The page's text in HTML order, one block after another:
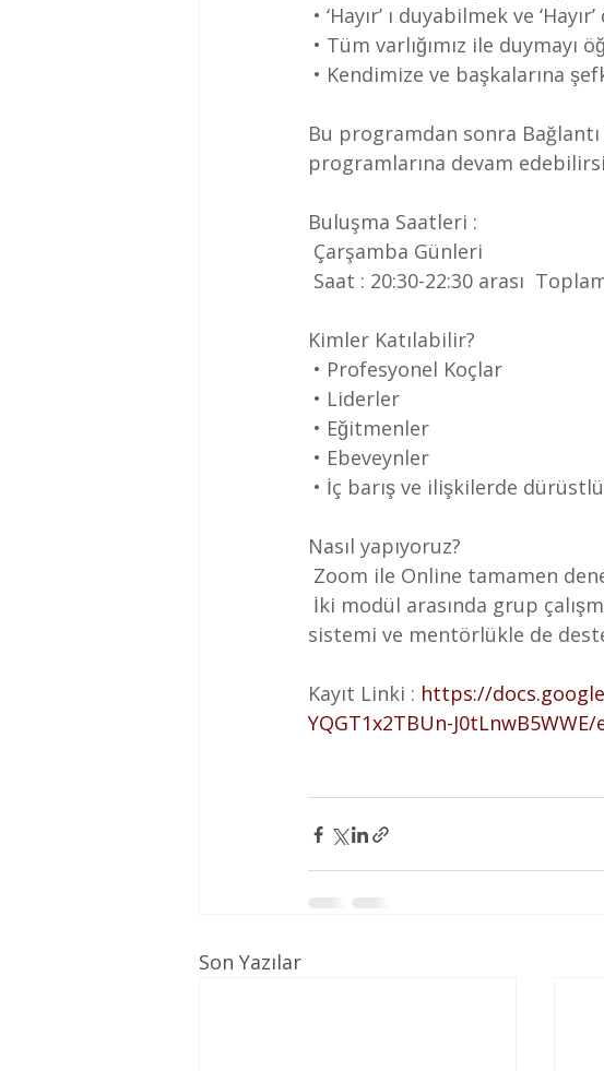
• ‘Hayır’ ı duyabilmek ve
• Tüm varlığımız ile duymayı
• Kendimize ve başkalarına
Bu programdan sonra Bağlantı
programlarına devam
Buluşma Saatleri :
Çarşamba Günleri
Saat : 20:30-22:30 arası
Kimler Katılabilir?
• Profesyonel Koçlar
• Liderler
• Eğitmenler
• Ebeveynler
• İç barış ve ilişkilerde
Nasıl yapıyoruz?
Zoom ile Online tamamen
sistemi ve mentörlükle de
Kayıt Linki : https://
YQGT1x2TBUn-
Son Yazılar